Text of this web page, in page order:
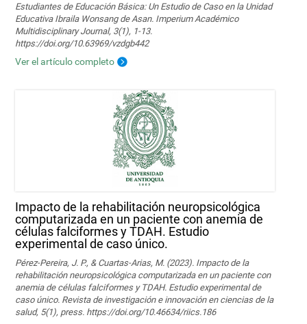
Estudiantes de Educación Básica: Un Estudio de Caso en la Unidad
Educativa Ibraila Wonsang de Asan. Imperium Académico
Multidisciplinary Journal, 3(1), 1-13.
https://doi.org/10.63969/vzdgb442
Ver el artículo completo
Impacto de la rehabilitación neuropsicológica
computarizada en un paciente con anemia de
células falciformes y TDAH. Estudio
experimental de caso único.
Pérez-Pereira, J. P., & Cuartas-Arias, M. (2023). Impacto de la
rehabilitación neuropsicológica computarizada en un paciente con
anemia de células falciformes y TDAH. Estudio experimental de
caso único. Revista de investigación e innovación en ciencias de la
salud, 5(1), press. https://doi.org/10.46634/riics.186